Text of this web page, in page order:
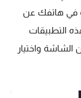
في هاتفك عن
التطبيقات
واختيار